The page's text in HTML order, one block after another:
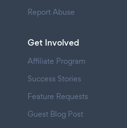
Report Abuse
Get Involved
Affiliate Program
Success Stories
Feature Requests
Guest Blog Post